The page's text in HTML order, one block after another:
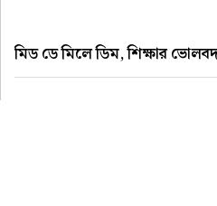
মিড ডে মিলে ডিম, শিক্ষার